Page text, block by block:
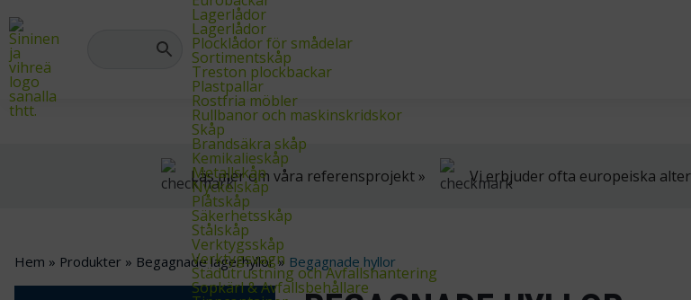
Lagerlådor
Lagerlådor
Plocklådor för smådelar
Sortimentskåp
Treston plockbackar
Plastpallar
Rostfria möbler
Rullbanor och maskinskridskor
Skåp
Brandsäkra skåp
Kemikalieskåp
Metallskåp
Nyckelskåp
Plåtskåp
Säkerhetsskåp
Stålskåp
Verktygsskåp
Verktygsvagn
Städutrustning och Avfallshantering
Sopkärl & Avfallsbehållare
Läs mer om våra referensprojekt » Vi erbjuder ofta europeiska
Hem » Produkter » Begagnade lagerhyllor» Begagnade hyllor